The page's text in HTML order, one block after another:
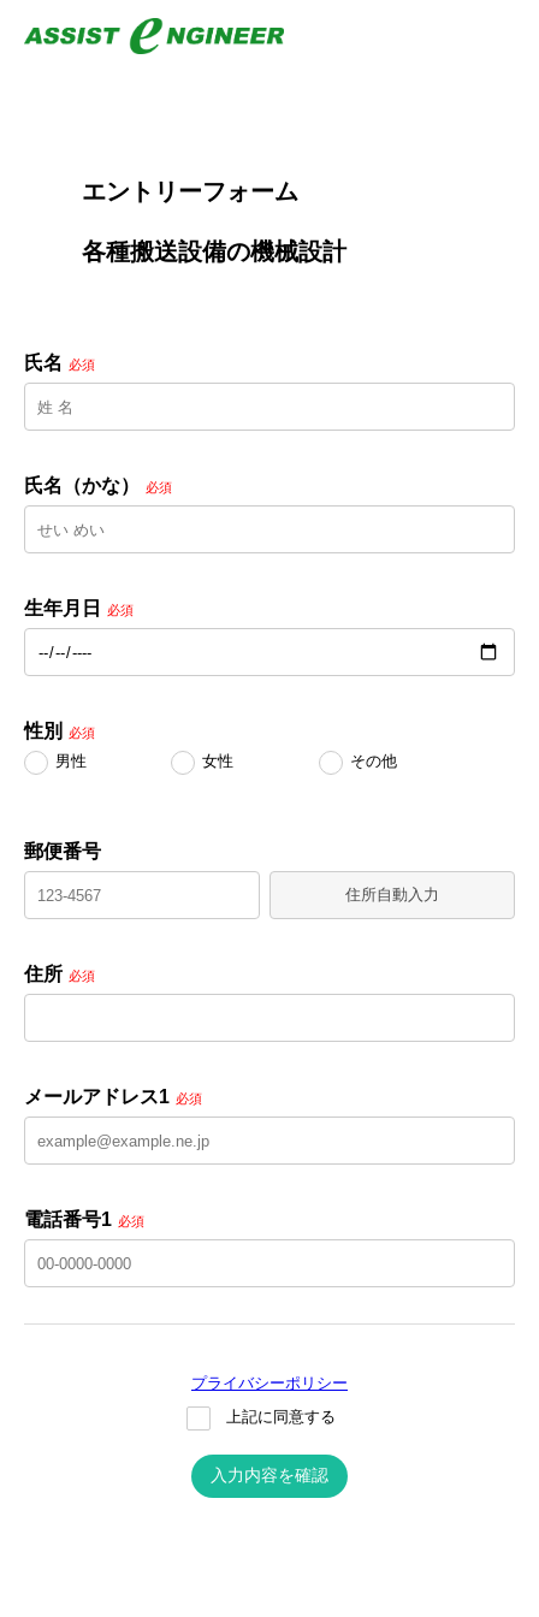
        エントリーフォーム
氏名 必須
氏名（かな） 必須
生年月日 必須
性別 必須
男性 女性 その他
郵便番号
住所自動入力
住所 必須
メールアドレス1 必須
電話番号1 必須
プライバシーポリシー
上記に同意する
入力内容を確認